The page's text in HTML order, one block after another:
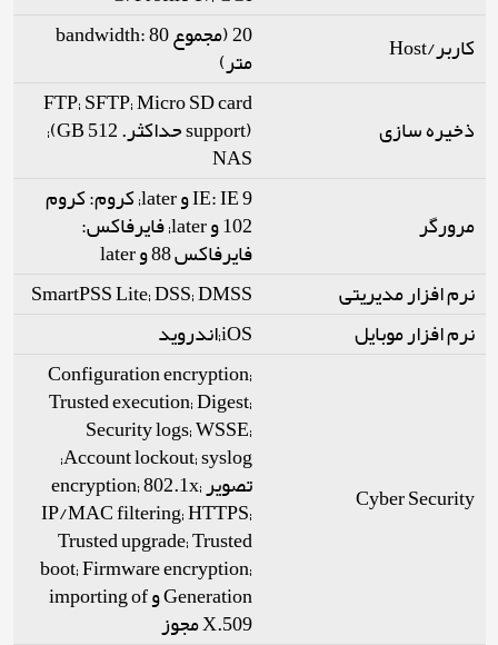
کاربر/Host
20 (مجموع bandwidth: 80
متر)
ذخیره سازی
FTP; SFTP; Micro SD card
(support حداکثر. 512 GB);
NAS
مرورگر
IE: IE 9 و later; کروم: کروم
102 و later; فایرفاکس:
فایرفاکس 88 و later
نرم افزار مدیریتی
SmartPSS Lite; DSS; DMSS
نرم افزار موبایل
iOS;اندروید
Cyber Security
Configuration encryption;
Trusted execution; Digest;
Security logs; WSSE;
Account lockout; syslog;
تصویر encryption; 802.1x;
IP/MAC filtering; HTTPS;
Trusted upgrade; Trusted
boot; Firmware encryption;
Generation و importing of
X.509 مجوز